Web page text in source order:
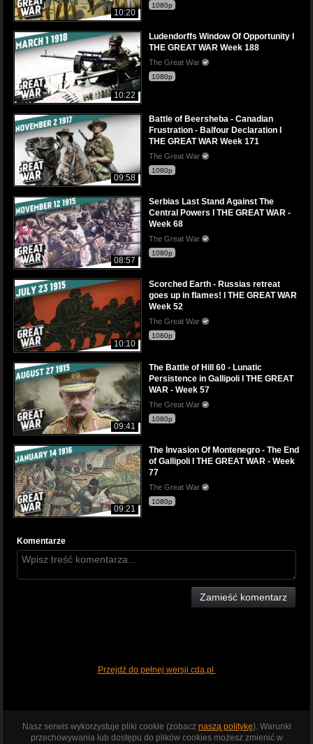
10:20
1080p
10:22
Ludendorffs Window Of Opportunity I
THE GREAT WAR Week 188
The Great War
1080p
09:58
Battle of Beersheba - Canadian
Frustration - Balfour Declaration I
THE GREAT WAR Week 171
The Great War
1080p
08:57
Serbias Last Stand Against The
Central Powers I THE GREAT WAR -
Week 68
The Great War
1080p
10:10
Scorched Earth - Russias retreat
goes up in flames! l THE GREAT WAR
Week 52
The Great War
1080p
09:41
The Battle of Hill 60 - Lunatic
Persistence in Gallipoli I THE GREAT
WAR - Week 57
The Great War
1080p
09:21
The Invasion Of Montenegro - The End
of Gallipoli I THE GREAT WAR - Week
77
The Great War
1080p
Komentarze
Zamieść komentarz
Przejdź do pełnej wersji cda.pl
Nasz serwis wykorzystuje pliki cookie (zobacz naszą politykę). Warunki
przechowywania lub dostępu do plików cookies możesz zmienić w